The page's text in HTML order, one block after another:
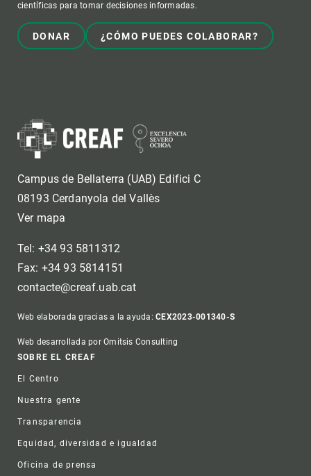
científicas para tomar decisiones informadas.
DONAR ¿CÓMO PUEDES COLABORAR?
Campus de Bellaterra (UAB) Edifici C
08193 Cerdanyola del Vallès
Ver mapa
Tel: +34 93 5811312
Fax: +34 93 5814151
contacte@creaf.uab.cat
Web elaborada gracias a la ayuda:CEX2023-001340-S
Web desarrollada por Omitsis Consulting
Footer
SOBRE EL CREAF
El Centro
Nuestra gente
Transparencia
Equidad, diversidad e igualdad
Oficina de prensa